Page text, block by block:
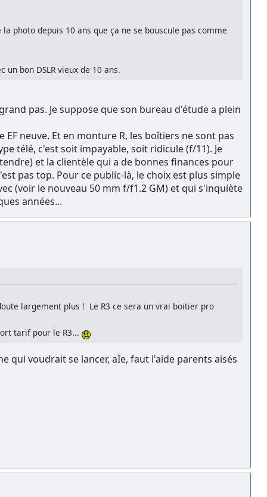
photo depuis 10 ans que ça ne se bouscule pas comme
bon DSLR vieux de 10 ans.
pas. Je suppose que son bureau d'étude a plein
neuve. Et en monture R, les boîtiers ne sont pas
télé, c'est soit impayable, soit ridicule (f/11). Je
et la clientèle qui a de bonnes finances pour
pas top. Pour ce public-là, le choix est plus simple
(voir le nouveau 50 mm f/f1.2 GM) et qui s'inquiète
années...
largement plus ! Le R3 ce sera un vrai boitier pro
tarif pour le R3...
voudrait se lancer, aÏe, faut l'aide parents aisés